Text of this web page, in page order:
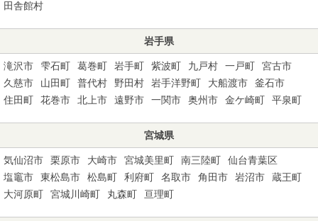
田舎館村
岩手県
滝沢市 雫石町 葛巻町 岩手町 紫波町 九戸村 一戸町
宮古市
久慈市
山田町 普代村 野田村 岩手洋野町 大船渡市
釜石市
住田町
花巻市 北上市 遠野市 一関市 奥州市 金ケ崎町 平泉町
宮城県
気仙沼市 栗原市 大崎市 宮城美里町 南三陸町
仙台青葉区
塩竈市
東松島市 松島町 利府町 名取市 角田市 岩沼市
蔵王町
大河原町
宮城川崎町 丸森町 亘理町